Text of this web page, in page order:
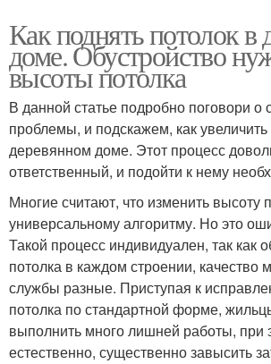
Как поднять потолок в
доме. Обустройство
высоты потолка
В данной статье подробно поговори о
проблемы, и подскажем, как
деревянном доме. Этот процесс
ответственный, и подойти к нему
Многие считают, что изменить высоту
универсальному алгоритму. Но это
Такой процесс индивидуален, так как
потолка в каждом строении, качество
службы разные. Приступая к
потолка по стандартной форме,
выполнить много лишней работы, при
естественно, существенно завысить